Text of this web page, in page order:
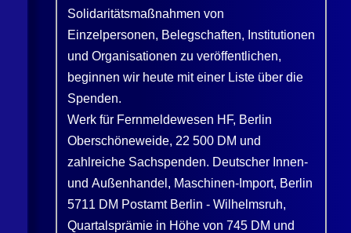
Solidaritätsmaßnahmen von
Einzelpersonen, Belegschaften, Institutionen
und Organisationen zu veröffentlichen,
beginnen wir heute mit einer Liste über die
Spenden.
Werk für Fernmeldewesen HF, Berlin
Oberschöneweide, 22 500 DM und
zahlreiche Sachspenden. Deutscher Innen-
und Außenhandel, Maschinen-Import, Berlin
5711 DM Postamt Berlin - Wilhelmsruh,
Quartalsprämie in Höhe von 745 DM und